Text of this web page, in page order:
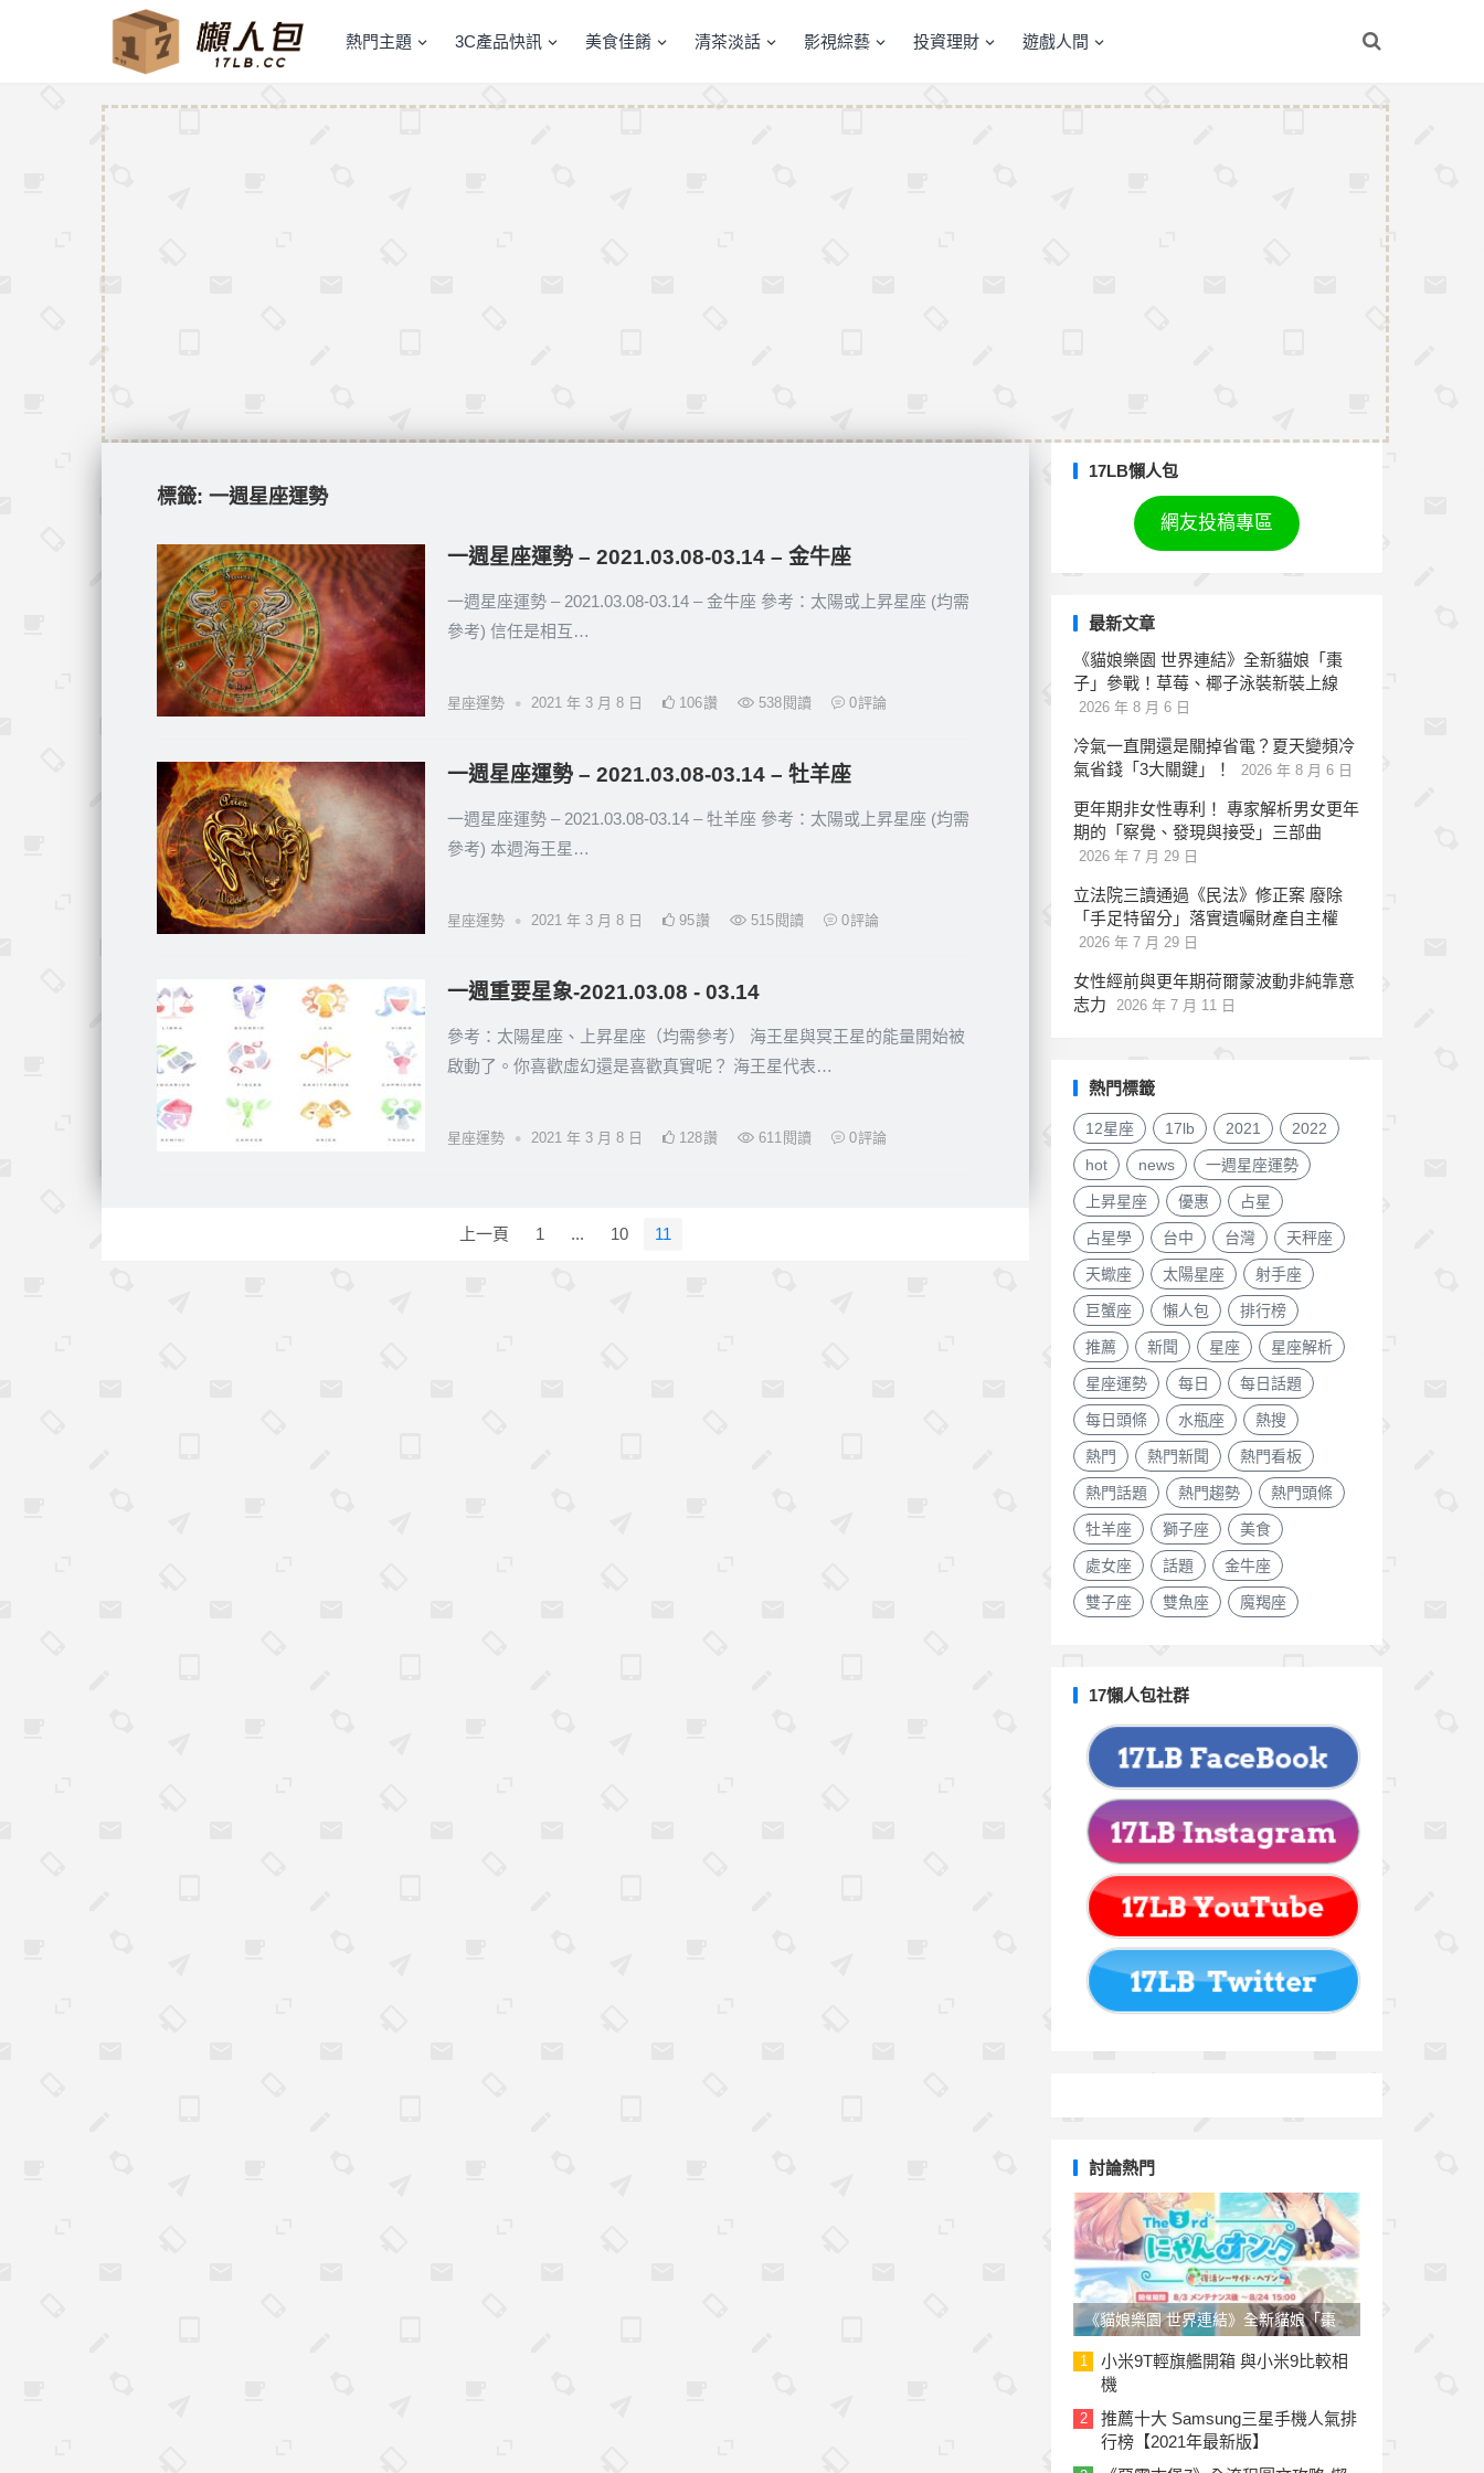
熱門主題 3C產品快訊 美食佳餚 清茶淡話 影視綜藝 投資理財 遊戲人間
標籤: 一週星座運勢
一週星座運勢 – 2021.03.08-03.14 – 金牛座
一週星座運勢 – 2021.03.08-03.14 – 金牛座 參考：太陽或上昇星座 (均需
參考) 信任是相互…
星座運勢 • 2021 年 3 月 8 日 106讚 538 閱讀 0評論
一週星座運勢 – 2021.03.08-03.14 – 牡羊座
一週星座運勢 – 2021.03.08-03.14 – 牡羊座 參考：太陽或上昇星座 (均需
參考) 本週海王星…
星座運勢 • 2021 年 3 月 8 日 95讚 515 閱讀 0評論
一週重要星象-2021.03.08 - 03.14
參考：太陽星座、上昇星座（均需參考） 海王星與冥王星的能量開始被
啟動了。你喜歡虛幻還是喜歡真實呢？ 海王星代表…
星座運勢 • 2021 年 3 月 8 日 128讚 611 閱讀 0評論
上一頁 1 ... 10 11
17LB懶人包
網友投稿專區
最新文章
《貓娘樂園 世界連結》全新貓娘「棗
子」參戰！草莓、椰子泳裝新裝上線
2026 年 8 月 6 日
冷氣一直開還是關掉省電？夏天變頻冷
氣省錢「3大關鍵」！
2026 年 8 月 6 日
更年期非女性專利！ 專家解析男女更年
期的「察覺、發現與接受」三部曲
2026 年 7 月 29 日
立法院三讀通過《民法》修正案 廢除
「手足特留分」落實遺囑財產自主權
2026 年 7 月 29 日
女性經前與更年期荷爾蒙波動非純靠意
志力
2026 年 7 月 11 日
熱門標籤
12星座 17lb 2021 2022
hot news 一週星座運勢
上昇星座 優惠 占星
占星學 台中 台灣 天秤座
天蠍座 太陽星座 射手座
巨蟹座 懶人包 排行榜
推薦 新聞 星座 星座解析
星座運勢 每日 每日話題
每日頭條 水瓶座 熱搜
熱門 熱門新聞 熱門看板
熱門話題 熱門趨勢 熱門頭條
牡羊座 獅子座 美食
處女座 話題 金牛座
雙子座 雙魚座 魔羯座
17懶人包社群
討論熱門
《貓娘樂園 世界連結》全新貓娘「棗
子」參戰！草莓、椰子泳裝新裝上線
1
小米9T輕旗艦開箱 與小米9比較相
機
2
推薦十大 Samsung三星手機人氣排
行榜【2021年最新版】